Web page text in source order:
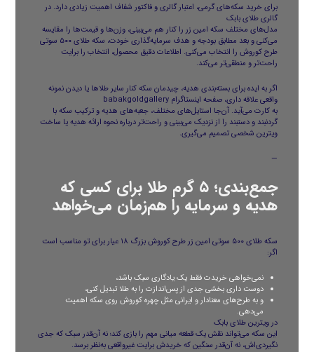
برای خرید سکه‌های گرمی، اعتبار گالری و فاکتور شفاف اهمیت زیادی دارد. در
گالری طلای بابک
مدل‌های مختلف سکه امین زر را کنار هم می‌بینی، وزن‌ها و قیمت‌ها را مقایسه
می‌کنی و بعد مطابق بودجه و هدف سرمایه‌گذاری خودت، سکه طلای ۵۰۰ سوتی
طرح کوروش را انتخاب می‌کنی. اطلاعات دقیق محصول، انتخاب را برایت
راحت‌تر و منطقی‌تر می‌کند.
اگر به ایده برای بسته‌بندی هدیه، چیدمان سکه کنار سایر طلاها یا دیدن نمونه
واقعی علاقه داری، صفحه اینستاگرامbabakgoldgallery
به کارت می‌آید. آن‌جا استایل‌های مختلف، جعبه‌های هدیه و ترکیب سکه با
گردنبند و دستبند را از نزدیک می‌بینی و راحت‌تر درباره نحوه ارائه هدیه یا ساخت
ویترین شخصی تصمیم می‌گیری.
—
جمع‌بندی؛ ۵ گرم طلا برای کسی که
هدیه و سرمایه را هم‌زمان می‌خواهد
سکه طلای ۵۰۰ سوتی امین زر طرح کوروش بزرگ ۱۸ عیار برای تو مناسب است
اگر:
نمی‌خواهی خریدت فقط یک یادگاری سبک باشد،
دوست داری بخشی جدی از پس‌اندازت را به طلا تبدیل کنی،
و به طرح‌های معنادار و ایرانی مثل چهره کوروش روی سکه اهمیت
می‌دهی.
در ویترینطلای بابک
این سکه می‌تواند نقش یک قطعه میانی مهم را بازی کند؛ نه آن‌قدر سبک که جدی
نگیردی‌اش، نه آن‌قدر سنگین که خریدش برایت غیرواقعی به‌نظر برسد.